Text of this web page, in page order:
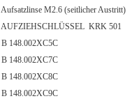
Aufsatzlinse M2.6 (seitlicher Austritt)
AUFZIEHSCHLÜSSEL KRK 501
B 148.002XC5C
B 148.002XC7C
B 148.002XC8C
B 148.002XC9C